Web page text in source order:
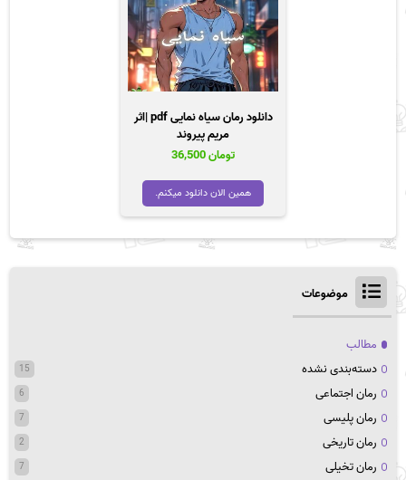
دانلود رمان سیاه نمایی pdf |اثر
مریم پیروند
تومان
همین الان دانلود میکنم.
موضوعات
مطالب
دسته‌بندی نشده
15
رمان اجتماعی 6
رمان پلیسی 7
رمان تاریخی 2
رمان تخیلی 7